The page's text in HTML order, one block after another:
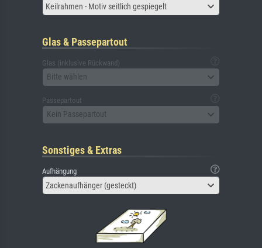
Keilrahmen - Motiv seitlich gespiegelt
Glas & Passepartout
Glas (inklusive Rückwand)
Bitte wählen
Passepartout
Kein Passepartout
Sonstiges & Extras
Aufhängung
Zackenaufhänger (gesteckt)